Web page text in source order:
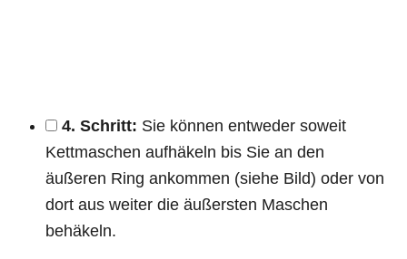
4. Schritt: Sie können entweder soweit
Kettmaschen aufhäkeln bis Sie an den
äußeren Ring ankommen (siehe Bild) oder von
dort aus weiter die äußersten Maschen
behäkeln.